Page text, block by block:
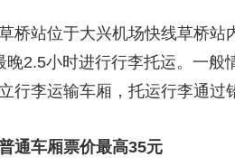
站位于大兴机场快线草桥站
晚2.5小时进行行李托运。一
行李运输车厢，托运行李通过
通车厢票价最高35元